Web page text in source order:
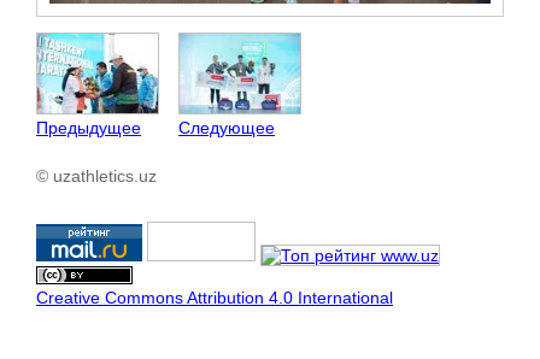
Предыдущее Следующее
© uzathletics.uz
Creative Commons Attribution 4.0 International